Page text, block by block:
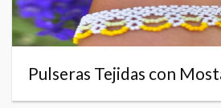
Pulseras Tejidas con